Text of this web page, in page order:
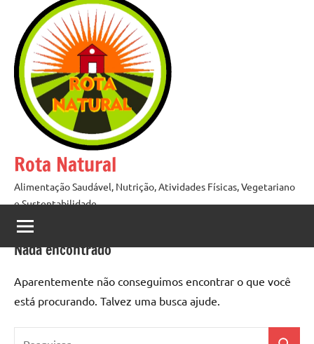
conteúdo
Rota Natural
Alimentação Saudável, Nutrição, Atividades Físicas, Vegetariano
e Sustentabilidade
Nada encontrado
Aparentemente não conseguimos encontrar o que você
está procurando. Talvez uma busca ajude.